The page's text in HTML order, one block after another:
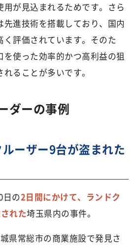
が見込まれるためです。さら
先進技術を搭載しており、国内
く評価されています。そのた
を使った効率的かつ高利益の狙
ることが多いです。
ダーの事例
ーザー9台が盗まれた
日の2日間にかけて、ランドク
れた埼玉県内の事件。
県常総市の商業施設で発見さ